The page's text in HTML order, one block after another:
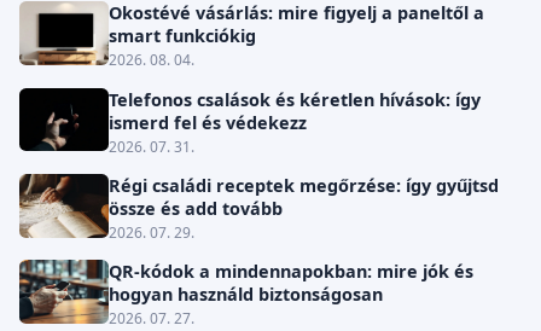
Okostévé vásárlás: mire figyelj a paneltől a
smart funkciókig
2026. 08. 04.
Telefonos csalások és kéretlen hívások: így
ismerd fel és védekezz
2026. 07. 31.
Régi családi receptek megőrzése: így gyűjtsd
össze és add tovább
2026. 07. 29.
QR-kódok a mindennapokban: mire jók és
hogyan használd biztonságosan
2026. 07. 27.